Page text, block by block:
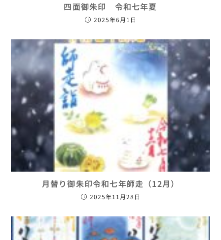
四面御朱印 令和七年夏
2025年6月1日
月替り御朱印令和七年師走（12月）
2025年11月28日